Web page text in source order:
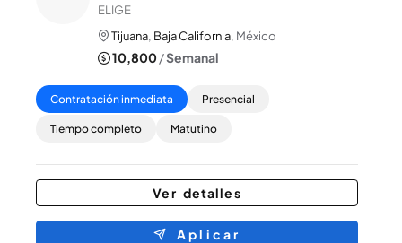
ELIGE
Tijuana, Baja California, México
10,800/Semanal
Contratación inmediata Presencial
Tiempo completo Matutino
Ver detalles
Aplicar